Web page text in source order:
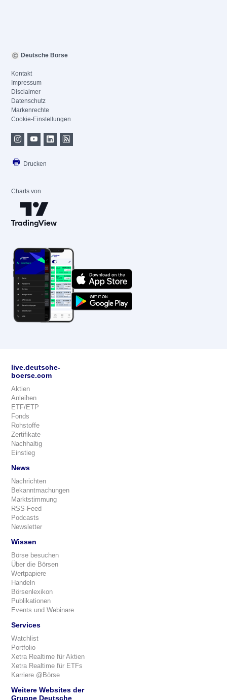
Deutsche Börse
Kontakt
Impressum
Disclaimer
Datenschutz
Markenrechte
Cookie-Einstellungen
Drucken
Charts von
live.deutsche-
boerse.com
Aktien
Anleihen
ETF/ETP
Fonds
Rohstoffe
Zertifikate
Nachhaltig
Einstieg
News
Nachrichten
Bekanntmachungen
Marktstimmung
RSS-Feed
Podcasts
Newsletter
Wissen
Börse besuchen
Über die Börsen
Wertpapiere
Handeln
Börsenlexikon
Publikationen
Events und Webinare
Services
Watchlist
Portfolio
Xetra Realtime für Aktien
Xetra Realtime für ETFs
Karriere @Börse
Weitere Websites der
Gruppe Deutsche